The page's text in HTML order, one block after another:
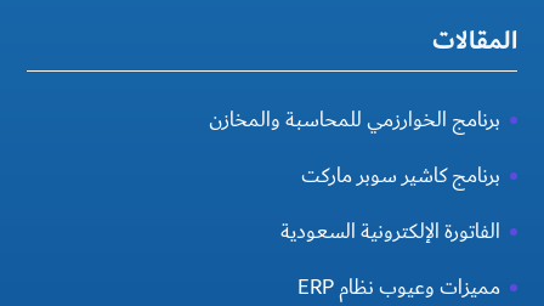
المقالات
برنامج الخوارزمي للمحاسبة والمخازن
برنامج كاشير سوبر ماركت
الفاتورة الإلكترونية السعودية
مميزات وعيوب نظام ERP